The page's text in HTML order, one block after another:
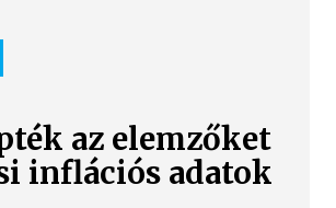
az elemzőket
inflációs adatok